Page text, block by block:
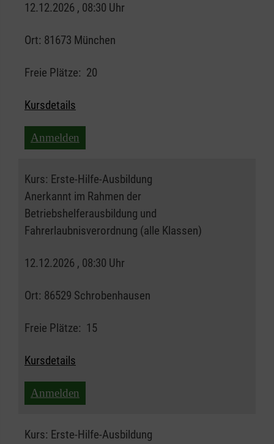
12.12.2026 , 08:30 Uhr
Ort: 81673 München
Freie Plätze: 20
Kursdetails
Anmelden
Kurs: Erste-Hilfe-Ausbildung
Anerkannt im Rahmen der
Betriebshelferausbildung und
Fahrerlaubnisverordnung (alle Klassen)
12.12.2026 , 08:30 Uhr
Ort: 86529 Schrobenhausen
Freie Plätze: 15
Kursdetails
Anmelden
Kurs: Erste-Hilfe-Ausbildung